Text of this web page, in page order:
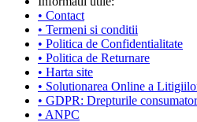
• Contact
• Termeni si conditii
• Politica de Confidentialitate
• Politica de Returnare
• Harta site
• Solutionarea Online a
• GDPR: Drepturile
• ANPC